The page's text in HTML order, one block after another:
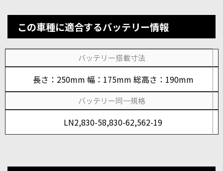
この車種に適合するバッテリー情報
バッテリー搭載寸法
長さ：250mm 幅：175mm 総高さ：190mm
バッテリー同一規格
LN2,830-58,830-62,562-19